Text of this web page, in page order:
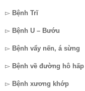
▻ Bệnh Trĩ
▻ Bệnh U – Bướu
▻ Bệnh vẩy nến, á sừng
▻ Bệnh về đường hô hấp
▻ Bệnh xương khớp